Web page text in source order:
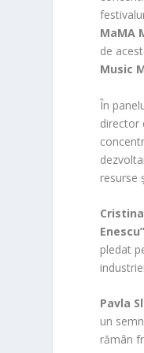
MaMA
de
Music
În
director
resurse
Enescu”
pledat
Pavla
un
rămân